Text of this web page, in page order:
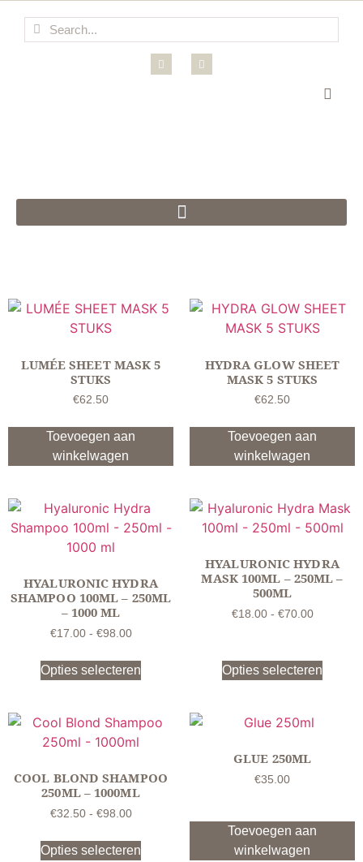
LUMÉE SHEET MASK 5
STUKS
€62.50
Toevoegen aan
winkelwagen
HYDRA GLOW SHEET
MASK 5 STUKS
€62.50
Toevoegen aan
winkelwagen
HYALURONIC HYDRA
SHAMPOO 100ML – 250ML
– 1000 ML
€17.00 - €98.00
Opties selecteren
HYALURONIC HYDRA
MASK 100ML – 250ML –
500ML
€18.00 - €70.00
Opties selecteren
COOL BLOND SHAMPOO
250ML – 1000ML
€32.50 - €98.00
Opties selecteren
GLUE 250ML
€35.00
Toevoegen aan
winkelwagen